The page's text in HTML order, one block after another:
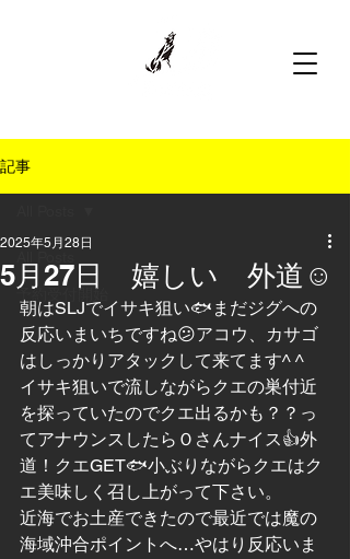
記事
予約受付開始
5月27日 嬉しい 外道☺️
2025年5月28日
朝はSLJでイサキ狙い🐟まだジグへの
反応いまいちですね😕アコウ、カサゴ
はしっかりアタックして来てます^ ^
イサキ狙いで流しながらクエの巣付近
を探っていたのでクエ出るかも？？っ
てアナウンスしたらＯさんナイス👍外
道！クエGET🐟小ぶりながらクエはク
エ美味しく召し上がって下さい。
近海でお土産できたので最近では魔の
海域沖合ポイントへ…やはり反応いま